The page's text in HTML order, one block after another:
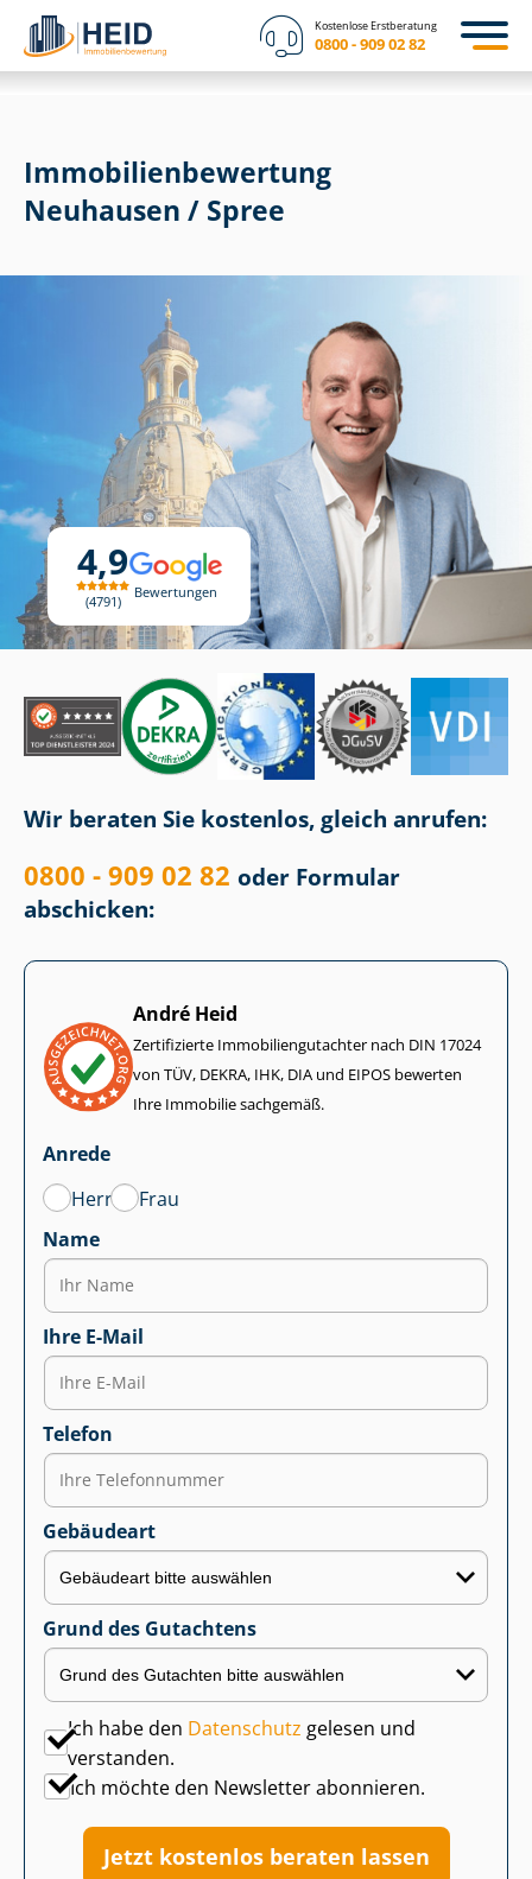
Kostenlose Erstberatung
0800 - 909 02 82
4,9
4791
Bewertungen
Immobilien­bewertung
Neuhausen / Spree
Wir beraten Sie kostenlos, gleich anrufen:
0800 - 909 02 82 oder Formular
abschicken:
André Heid
Zertifizierte Im­mo­bi­li­en­gut­ach­ter nach DIN 17024
von TÜV, DEKRA, IHK, DIA und EIPOS bewerten
Ihre Immobilie sachgemäß.
Anrede
Herr
Frau
Name
Ihre E-Mail
Telefon
Gebäudeart
Grund des Gutachtens
Ich habe den Datenschutz gelesen und
verstanden.
Ich möchte den Newsletter abonnieren.
Jetzt kostenlos beraten lassen